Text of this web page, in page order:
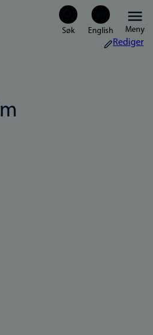
Meny
Rediger